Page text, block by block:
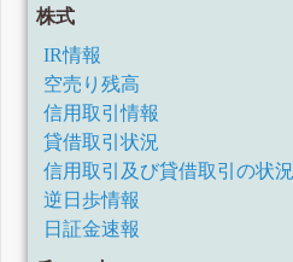
株式
IR情報
空売り残高
信用取引情報
貸借取引状況
信用取引及び貸借取引の状況
逆日歩情報
日証金速報